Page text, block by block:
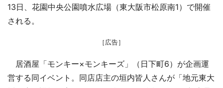
13日、花園中央公園噴水広場（東大阪市松原南1）で開催
される。
［広告］
居酒屋「モンキー×モンキーズ」（日下町6）が企画運
営する同イベント。同店店主の垣内皆人さんが「地元東大